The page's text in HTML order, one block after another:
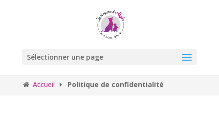
Sélectionner une page
Accueil Politique de confidentialité